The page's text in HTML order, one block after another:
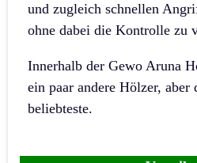
und zugleich schnellen
ohne dabei die Kontrolle zu
Innerhalb der Gewo Aruna
ein paar andere Hölzer, aber
beliebteste.